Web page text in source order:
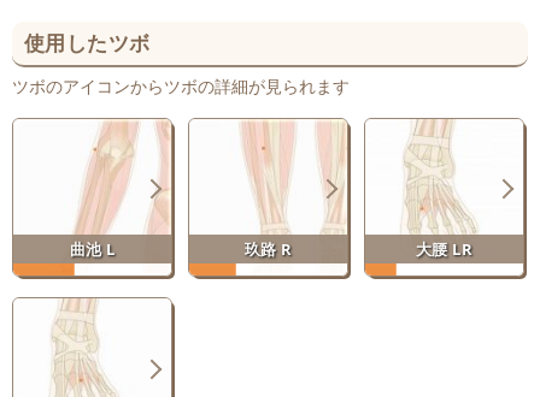
使用したツボ
ツボのアイコンからツボの詳細が見られます
曲池 L 玖路 R 大腰 LR